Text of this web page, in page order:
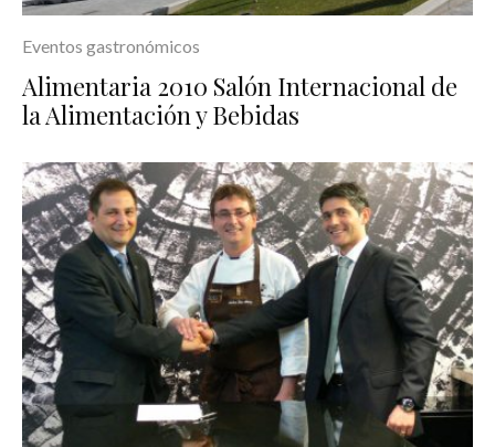
Eventos gastronómicos
Alimentaria 2010 Salón Internacional de
la Alimentación y Bebidas